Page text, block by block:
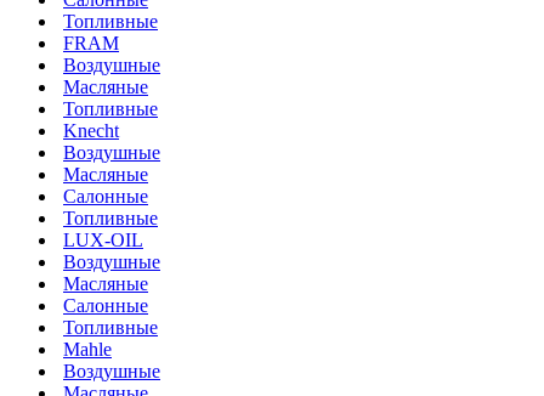
Топливные
FRAM
Воздушные
Масляные
Топливные
Knecht
Воздушные
Масляные
Салонные
Топливные
LUX-OIL
Воздушные
Масляные
Салонные
Топливные
Mahle
Воздушные